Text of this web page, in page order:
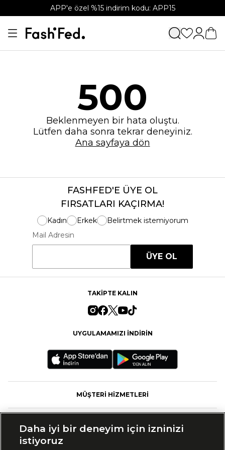
APP'e özel %15 indirim kodu: APP15
500
Beklenmeyen bir hata oluştu.
Lütfen daha sonra tekrar deneyiniz.
Ana sayfaya dön
FASHFED'E ÜYE OL
FIRSATLARI KAÇIRMA!
Kadın Erkek
Belirtmek istemiyorum
Mail Adresin
ÜYE OL
TAKİPTE KALIN
UYGULAMAMIZI İNDİRİN
MÜŞTERİ HİZMETLERİ
Daha iyi bir deneyim için izninizi
istiyoruz